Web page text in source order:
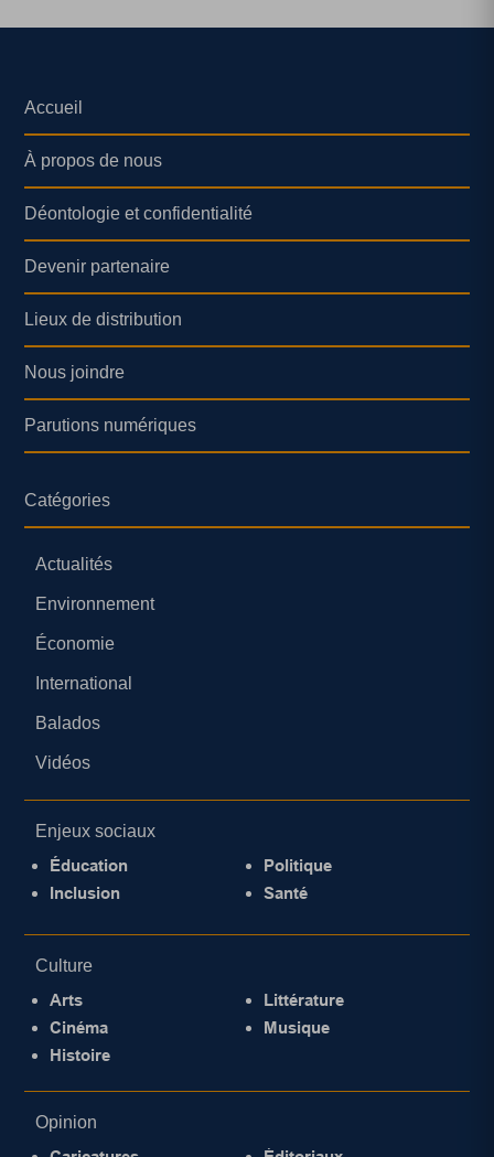
Accueil
À propos de nous
Déontologie et confidentialité
Devenir partenaire
Lieux de distribution
Nous joindre
Parutions numériques
Catégories
Actualités
Environnement
Économie
International
Balados
Vidéos
Enjeux sociaux
Éducation
Inclusion
Politique
Santé
Culture
Arts
Cinéma
Histoire
Littérature
Musique
Opinion